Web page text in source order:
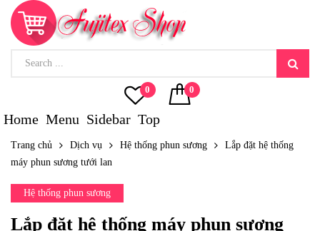
0 0
Home Menu Sidebar Top
Trang chủ Dịch vụ Hệ thống phun sương
Lắp đặt hệ thống
máy phun sương tưới lan
Hệ thống phun sương
Lắp đặt hệ thống máy phun sương